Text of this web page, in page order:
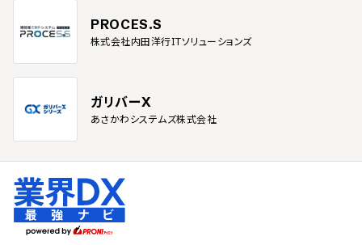
PROCES.S
株式会社内田洋行ITソリューションズ
ガリバーX
あさかわシステムズ株式会社